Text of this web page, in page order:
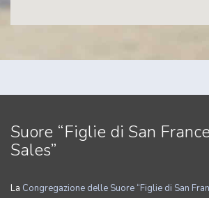
Suore “Figlie di San
Sales”
La Congregazione delle Suore “Figlie di San